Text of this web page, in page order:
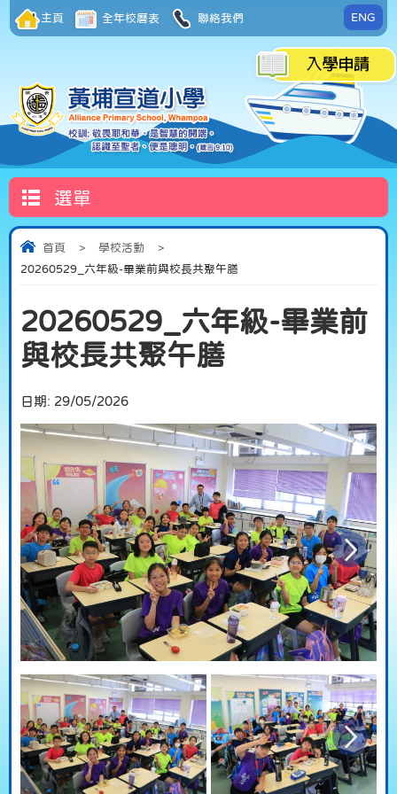
主頁 全年校曆表 聯絡我們 ENG
選單
首頁 > 學校活動
>
20260529_六年級-畢業前與校長共聚午膳
20260529_六年級-畢業前
與校長共聚午膳
日期: 29/05/2026